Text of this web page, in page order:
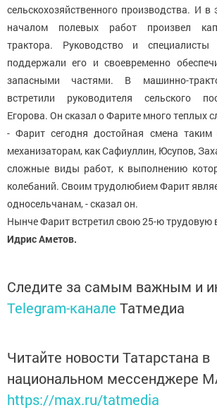
сельскохозяйственного производства. И
началом полевых работ произвел
трактора. Руководство и специалисты
поддержали его и своевременно
запасными частями. В машинно-
встретили руководителя сельского
Егорова. Он сказал о Фарите много теплых
- Фарит сегодня достойная смена
механизаторам, как Сафиуллин, Юсупов,
сложные виды работ, к выполнению
колебаний. Своим трудолюбием Фарит
односельчанам, - сказал он.
Нынче Фарит встретил свою 25-ю трудовую
Идрис Аметов.
Следите за самым важным и
Telegram-канале Татмедиа
Читайте новости Татарстана в
национальном мессенджере
https://max.ru/tatmedia